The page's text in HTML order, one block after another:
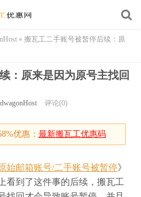
» 搬瓦工二手账号被暂停后续：原
：原来是因为原号主找回
评论(0)
优惠： 最新搬瓦工优惠码
始邮箱账号/二手账号被暂停》
看到了这件事的后续，搬瓦工